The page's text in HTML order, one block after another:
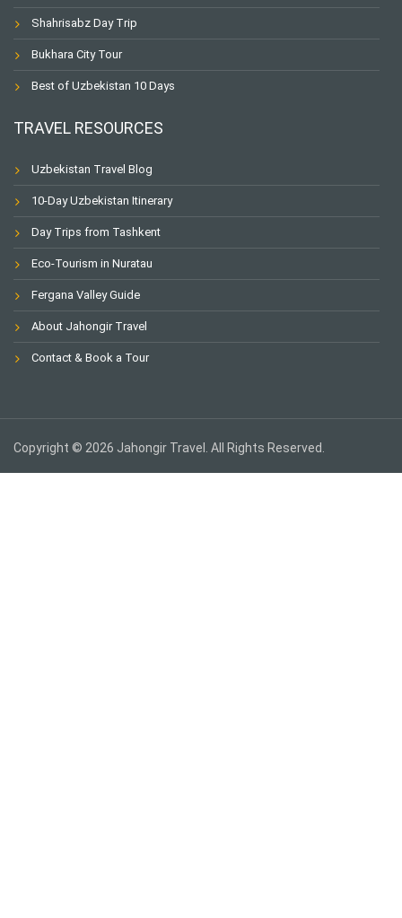
Shahrisabz Day Trip
Bukhara City Tour
Best of Uzbekistan 10 Days
TRAVEL RESOURCES
Uzbekistan Travel Blog
10-Day Uzbekistan Itinerary
Day Trips from Tashkent
Eco-Tourism in Nuratau
Fergana Valley Guide
About Jahongir Travel
Contact & Book a Tour
Copyright © 2026 Jahongir Travel. All Rights Reserved.